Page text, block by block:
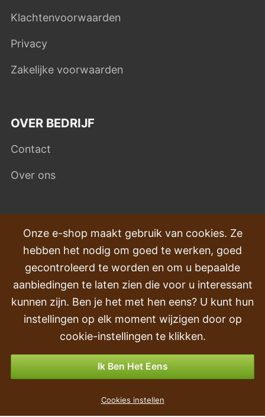
Klachtenvoorwaarden
Privacy
Zakelijke voorwaarden
OVER BEDRIJF
Contact
Over ons
VEEL GESTELDE VRAGEN
Klachten
Transport en levering
Volgorde
Retourneren & Terugbetalingen
Betalingsmogelijkheden
Onze e-shop maakt gebruik van cookies. Ze
hebben het nodig om goed te werken, goed
gecontroleerd te worden en om u bepaalde
aanbiedingen te laten zien die voor u interessant
kunnen zijn. Ben je het met hen eens? U kunt hun
instellingen op elk moment wijzigen door op
cookie-instellingen te klikken.
Ik Ben Het Eens
Cookies instellen